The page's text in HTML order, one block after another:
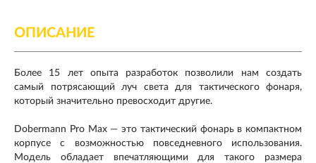
ОПИСАНИЕ
Более 15 лет опыта разработок позволили нам создать
самый потрясающий луч света для тактического фонаря,
который значительно превосходит другие.
Dobermann Pro Max — это тактический фонарь в компактном
корпусе с возможностью повседневного использования.
Модель обладает впечатляющими для такого размера